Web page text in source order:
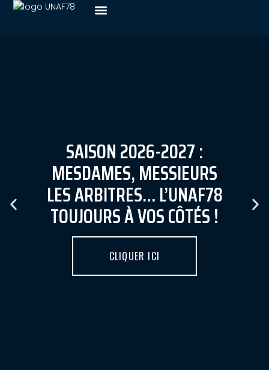
SAISON 2026-2027 :
MESDAMES, MESSIEURS
LES ARBITRES… L’UNAF78
TOUJOURS À VOS CÔTÉS !
CLIQUER ICI